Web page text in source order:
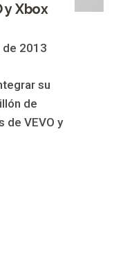
y Xbox
2013
su
de
de VEVO y